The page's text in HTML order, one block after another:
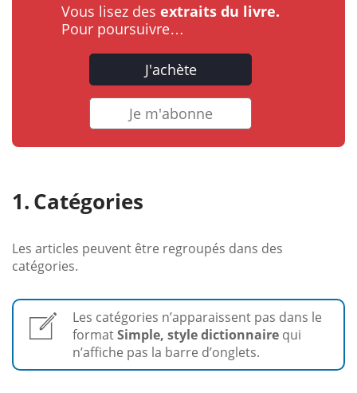
Vous lisez des extraits du livre.
Pour poursuivre…
J'achète
Je m'abonne
Catégories
Les articles peuvent être regroupés dans des
catégories.
Les catégories n’apparaissent pas dans le
formatSimple, style dictionnaire qui
n’affiche pas la barre d’onglets.